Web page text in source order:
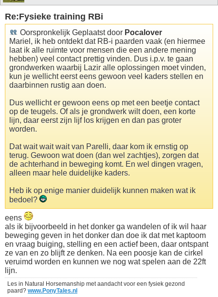
Re:Fysieke training RBi
Oorspronkelijk Geplaatst door Pocalover
Mariel, ik heb ontdekt dat RB-i paarden vaak (en hiermee
laat ik alle ruimte voor mensen die een andere mening
hebben) veel contact prettig vinden. Dus i.p.v. te gaan
grondwerken waarbij Lazir alle oplossingen moet vinden,
kun je wellicht eerst eens gewoon veel kaders stellen en
daarbinnen rustig aan doen.
Dus wellicht er gewoon eens op met een beetje contact
op de teugels. Of als je grondwerk wilt doen, een korte
lijn, daar eerst zijn lijf los krijgen en dan pas groter
worden.
Dat wait wait wait van Parelli, daar kom ik ernstig op
terug. Gewoon wat doen (dan wel zachtjes), zorgen dat
de achterhand in beweging komt. En wel dingen vragen,
alleen maar hele duidelijke kaders.
Heb ik op enige manier duidelijk kunnen maken wat ik
bedoel?
eens
als ik bijvoorbeeld in het donker ga wandelen of ik wil haar
beweging geven in het donker dan doe ik dat met kaptoom
en vraag buiging, stelling en een actief been, daar ontspant
ze van en zo blijft ze denken. Na een poosje kan de cirkel
veruimd worden en kunnen we nog wat spelen aan de 22ft
lijn.
Les in Natural Horsemanship met aandacht voor een fysiek gezond
paard? www.PonyTales.nl